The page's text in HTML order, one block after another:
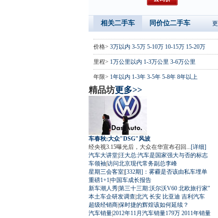
相关二手车 同价位二手车
价格> 3万以内 3-5万 5-10万 10-15万 15-20万
里程> 1万公里以内 1-3万公里 3-6万公里
年限> 1年以内 1-3年 3-5年 5-8年 8年以上
精品坊更多>>
车春秋:大众"DSG"风波
经央视3.15曝光后，大众在华宣布召回... [详细]
汽车大讲堂|汪大总:汽车是国家强大与否的标志
车领袖|访问北京现代常务副总李峰
星期三会客室|[332期]：雾霾是否该由私车埋单
重磅1+1 |中国车成长报告
新车潮人秀|第三十三期:沃尔沃V60 北欧旅行家"
本土车企研发调查|北汽 长安 比亚迪 吉利汽车
超级经销商|保时捷的辉煌该如何延续？
汽车销量|2012年11月汽车销量179万 2011年销量